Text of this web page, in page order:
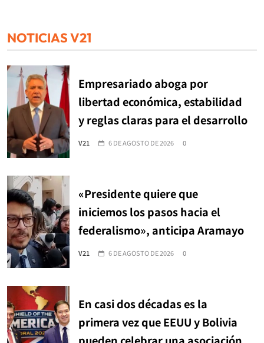
NOTICIAS V21
Empresariado aboga por
libertad económica, estabilidad
y reglas claras para el desarrollo
V21 6 DE AGOSTO DE 2026 0
«Presidente quiere que
iniciemos los pasos hacia el
federalismo», anticipa Aramayo
V21 6 DE AGOSTO DE 2026 0
En casi dos décadas es la
primera vez que EEUU y Bolivia
pueden celebrar una asociación